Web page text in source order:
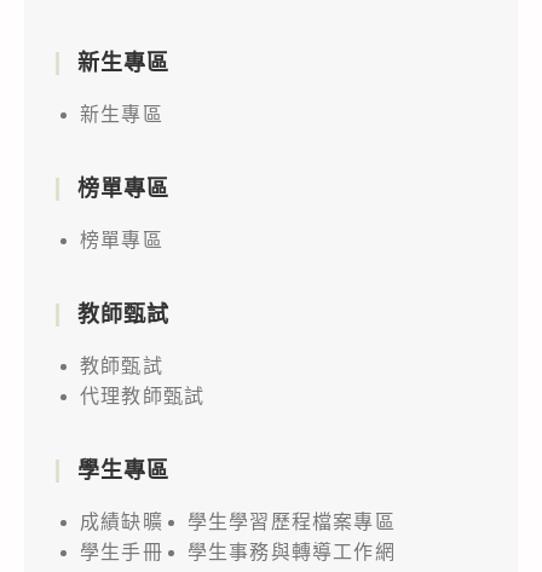
新生專區
新生專區
榜單專區
榜單專區
教師甄試
教師甄試
代理教師甄試
學生專區
成績缺曠
學生學習歷程檔案專區
學生手冊
學生事務與轉導工作網